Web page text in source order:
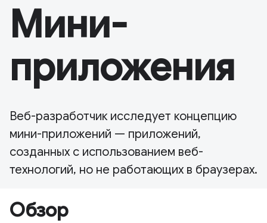
Мини-
приложения
Веб-разработчик исследует концепцию
мини-приложений — приложений,
созданных с использованием веб-
технологий, но не работающих в браузерах.
Обзор